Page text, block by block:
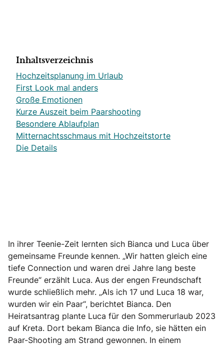
Inhaltsverzeichnis
Hochzeitsplanung im Urlaub
First Look mal anders
Große Emotionen
Kurze Auszeit beim Paarshooting
Besondere Ablaufplan
Mitternachtsschmaus mit Hochzeitstorte
Die Details
In ihrer Teenie-Zeit lernten sich Bianca und Luca über
gemeinsame Freunde kennen. „Wir hatten gleich eine
tiefe Connection und waren drei Jahre lang beste
Freunde“ erzählt Luca. Aus der engen Freundschaft
wurde schließlich mehr. „Als ich 17 und Luca 18 war,
wurden wir ein Paar“, berichtet Bianca. Den
Heiratsantrag plante Luca für den Sommerurlaub 2023
auf Kreta. Dort bekam Bianca die Info, sie hätten ein
Paar-Shooting am Strand gewonnen. In einem